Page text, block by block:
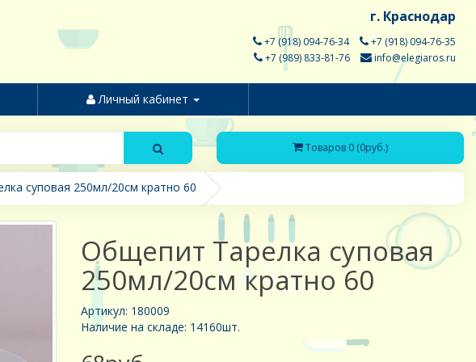
г. Краснодар
+7 (918) 094-76-34
+7 (918) 094-76-35
+7 (989) 833-81-76
info@elegiaros.ru
Личный кабинет
Товаров 0 (0руб.)
суповая 250мл/20см кратно 60
Oбщепит Тарелка суповая
250мл/20см кратно 60
Артикул: 180009
Наличие на складе: 14160шт.